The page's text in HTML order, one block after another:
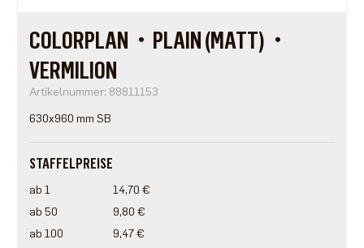
COLORPLAN・PLAIN (MATT)・
VERMILION
Artikelnummer: 88811153
630x960 mm SB
STAFFELPREISE
ab 1
14,70 €
ab 50
9,80 €
ab 100
9,47 €